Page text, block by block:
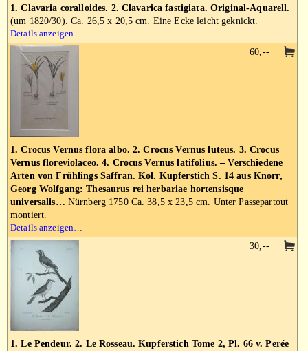
1. Clavaria coralloides. 2. Clavarica fastigiata. Original-Aquarell.
(um 1820/30). Ca. 26,5 x 20,5 cm. Eine Ecke leicht geknickt.
Details anzeigen…
1. Crocus Vernus flora albo. 2. Crocus Vernus luteus. 3. Crocus
Vernus floreviolaceo. 4. Crocus Vernus latifolius. – Verschiedene
Arten von Frühlings Saffran. Kol. Kupferstich S. 14 aus Knorr,
Georg Wolfgang: Thesaurus rei herbariae hortensisque
universalis… Nürnberg 1750 Ca. 38,5 x 23,5 cm. Unter Passepartout
montiert.
Details anzeigen…
60,--
1. Le Pendeur. 2. Le Rosseau. Kupferstich Tome 2, Pl. 66 v. Perée
30,--